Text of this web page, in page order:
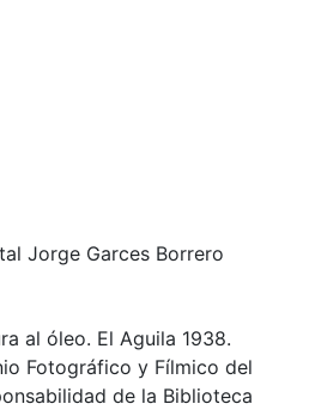
Jorge Garces Borrero
al óleo. El Aguila 1938.
Fotográfico y Fílmico del
de la Biblioteca